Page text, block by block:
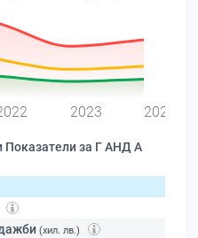
2023 2024
Показатели за Г АНД А
(хил. лв.)